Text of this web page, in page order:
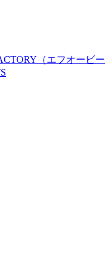
（エフオービー